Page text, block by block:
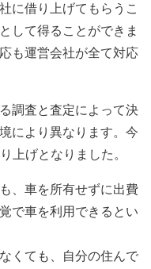
に借り上げてもらうこ
して得ることができま
も運営会社が全て対応
調査と査定によって決
により異なります。今
上げとなりました。
、車を所有せずに出費
で車を利用できるとい
くても、自分の住んで